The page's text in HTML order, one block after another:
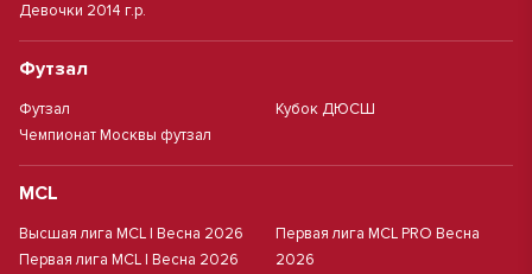
Девочки 2014 г.р.
Футзал
Футзал
Чемпионат Москвы футзал
Кубок ДЮСШ
MCL
Высшая лига MCL | Весна 2026
Первая лига MCL | Весна 2026
Первая лига MCL PRO Весна
2026